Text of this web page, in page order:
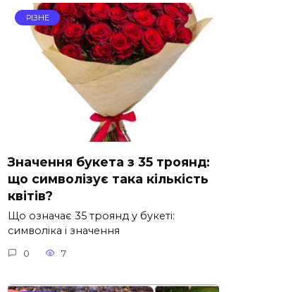
РІЗНЕ
Значення букета з 35 троянд:
що символізує така кількість
квітів?
Що означає 35 троянд у букеті:
символіка і значення
0 7